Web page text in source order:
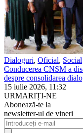
Dialoguri, Oficial, Social
Conducerea CNSM a
despre consolidarea
15 iulie 2026, 11:32
URMARIȚI-NE
Abonează-te la
newsletter-ul de vineri